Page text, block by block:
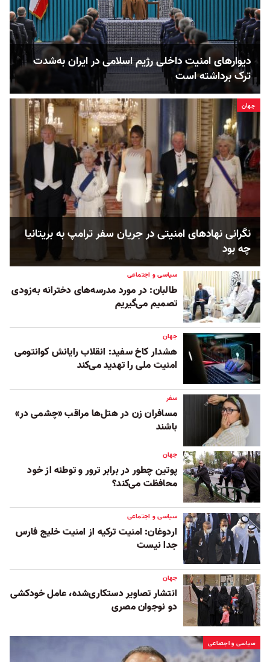
دیوارهای امنیت داخلی رژیم اسلامی در ایران به‌شدت
‌ترک برداشته است
جهان
نگرانی نهادهای امنیتی در جریان سفر ترامپ به بریتانیا
چه بود
سیاسی و اجتماعی
طالبان: در مورد مدرسه‌های دخترانه به‌زودی
تصمیم می‌گیریم
جهان
هشدار کاخ سفید: انقلاب رایانش کوانتومی
امنیت ملی را تهدید می‌کند
سفر
مسافران زن در هتل‌ها مراقب «چشمی در»
باشند
جهان
پوتین چطور در برابر ترور و توطئه از خود
محافظت می‌کند؟
سیاسی و اجتماعی
اردوغان: امنیت ترکیه از امنیت خلیج فارس
جدا نیست
جهان
انتشار تصاویر دستکاری‌شده، عامل خودکشی
دو نوجوان مصری
سیاسی و اجتماعی